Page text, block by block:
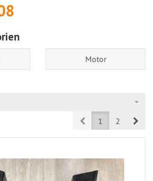
Motor
Prev1 2